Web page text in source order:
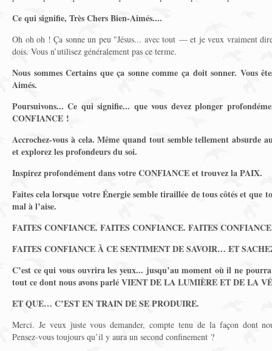
Ce qui signifie, Très Chers Bien-Aimés....
Oh oh oh ! Ça sonne un peu "Jésus... avec tout — et je veux vraiment
dois. Vous n’utilisez généralement pas ce terme.
Nous sommes Certains que ça sonne comme ça doit sonner. Vous
Aimés.
Poursuivons... Ce qui signifie... que vous devez plonger
CONFIANCE !
Accrochez-vous à cela. Même quand tout semble tellement absurde
et explorez les profondeurs du soi.
Inspirez profondément dans votre CONFIANCE et trouvez la PAIX.
Faites cela lorsque votre Énergie semble tiraillée de tous côtés et que
mal à l’aise.
FAITES CONFIANCE. FAITES CONFIANCE. FAITES
FAITES CONFIANCE À CE SENTIMENT DE SAVOIR… ET
C’est ce qui vous ouvrira les yeux... jusqu’au moment où il ne
tout ce dont nous avons parlé VIENT DE LA LUMIÈRE ET DE LA
ET QUE… C’EST EN TRAIN DE SE PRODUIRE.
Merci. Je veux juste vous demander, compte tenu de la façon dont
Pensez-vous toujours qu’il y aura un second confinement ?